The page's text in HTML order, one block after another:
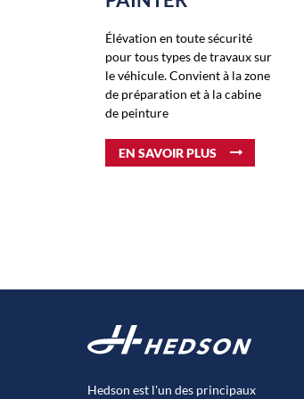
Élévation en toute sécurité
pour tous types de travaux sur
le véhicule. Convient à la zone
de préparation et à la cabine
de peinture
EN SAVOIR PLUS
Hedson est l'un des principaux